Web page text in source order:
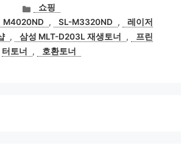
카
테
고
리
쇼핑
M4020ND , SL-M3320ND ,
레이저
, 삼성 MLT-D203L 재생토너 ,
프린
터토너
, 호환토너